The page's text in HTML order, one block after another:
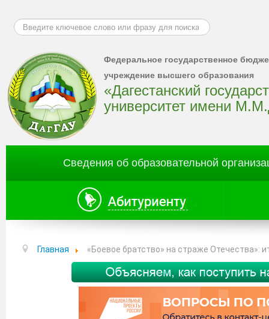
Искать...
Федеральное государственное
учреждение высшего образования
«Дагестанский
университет имени
Сведения об образовательной
Главная «Боевое братство» на страже Отечества»: